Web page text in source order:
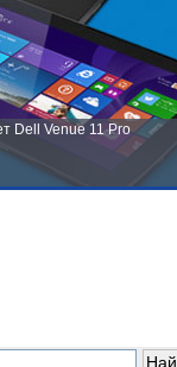
Dell Venue 11 Pro